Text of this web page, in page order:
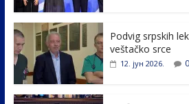
o
k
Podvig srpskih
veštačko srce
12. јун 2026. 0